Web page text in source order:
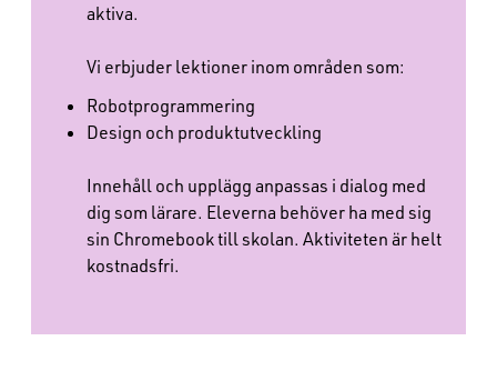
aktiva.
Vi erbjuder lektioner inom områden som:
Robotprogrammering
Design och produktutveckling
Innehåll och upplägg anpassas i dialog med
dig som lärare. Eleverna behöver ha med sig
sin Chromebook till skolan. Aktiviteten är helt
kostnadsfri.